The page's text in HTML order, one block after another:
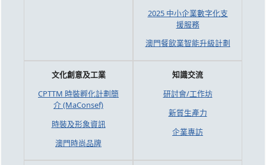
2025 中小企業數字化支
援服務
澳門餐飲業智能升級計劃
文化創意及工業
CPTTM 時裝孵化計劃簡
介 (MaConsef)
時裝及形象資訊
澳門時尚品牌
知識交流
研討會/工作坊
新質生產力
企業專訪